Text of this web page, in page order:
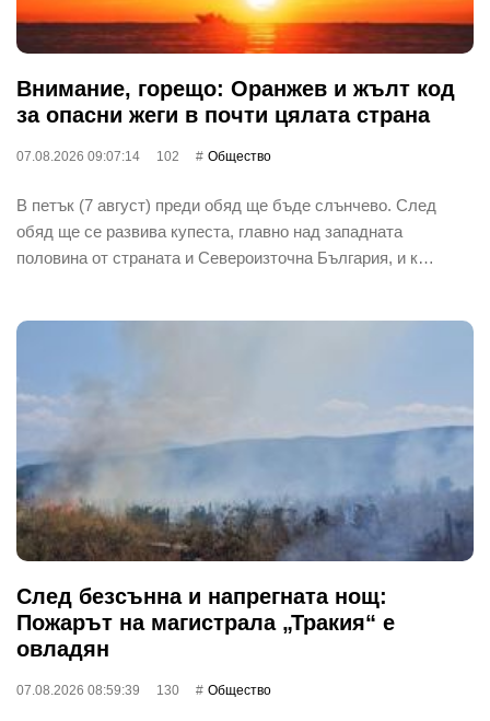
Внимание, горещо: Оранжев и жълт код
за опасни жеги в почти цялата страна
07.08.2026 09:07:14 102 Общество
В петък (7 август) преди обяд ще бъде слънчево. След
обяд ще се развива купеста, главно над западната
половина от страната и Североизточна България, и к…
След безсънна и напрегната нощ:
Пожарът на магистрала „Тракия“ е
овладян
07.08.2026 08:59:39 130 Общество